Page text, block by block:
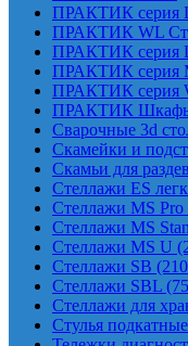
ПРАКТИК cерия
ПРАКТИК WL
ПРАКТИК серия
ПРАКТИК серия
ПРАКТИК серия
ПРАКТИК Шкафы
Сварочные 3d
Скамейки и
Скамьи для
Стеллажи ES
Стеллажи MS
Стеллажи MS
Стеллажи MS U
Стеллажи SB
Стеллажи SBL
Стеллажи для
Стулья